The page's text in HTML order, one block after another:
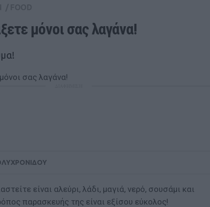
μόνοι σας λαγάνα!
είναι αλεύρι, λάδι, μαγιά, νερό, σουσάμι και
παρασκευής της είναι εξίσου εύκολος!